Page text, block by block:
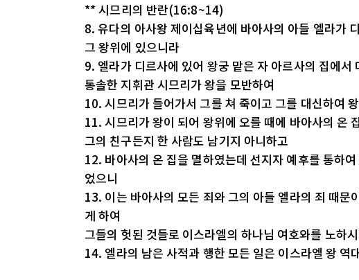
** 시므리의 반란(16:8~14)
8. 유다의 아사왕 제이십육년에 바아사의 아들 엘라가
그 왕위에 있으니라
9. 엘라가 디르사에 있어 왕궁 맡은 자 아르사의 집에서
통솔한 지휘관 시므리가 왕을 모반하여
10. 시므리가 들어가서 그를 쳐 죽이고 그를 대신하여
11. 시므리가 왕이 되어 왕위에 오를 때에 바아사의 온
그의 친구든지 한 사람도 남기지 아니하고
12. 바아사의 온 집을 멸하였는데 선지자 예후를 통하
었으니
13. 이는 바아사의 모든 죄와 그의 아들 엘라의 죄 때문
게 하여
그들의 헛된 것들로 이스라엘의 하나님 여호와를 노하
14. 엘라의 남은 사적과 행한 모든 일은 이스라엘 왕 역